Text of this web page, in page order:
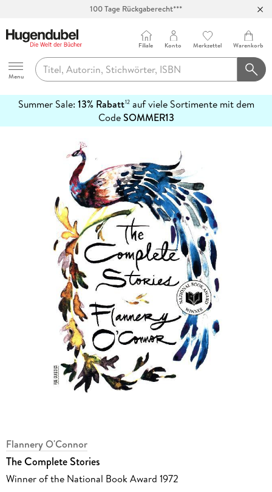
100 Tage Rückgaberecht***
Hugendubel
Menu
Filiale Konto Merkzettel Warenkorb
Summer Sale: 13% Rabatt12auf viele Sortimente mit dem
CodeSOMMER13
erfahren
Flannery O'Connor
The Complete Stories
Winner of the National Book Award 1972